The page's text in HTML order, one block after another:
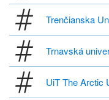
Trenčianska
Trnavská
UiT The Arctic